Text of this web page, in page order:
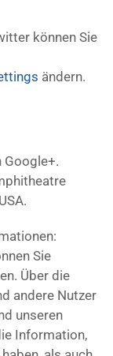
können Sie
ändern.
Google+.
Sie
Über die
andere Nutzer
unseren
Information,